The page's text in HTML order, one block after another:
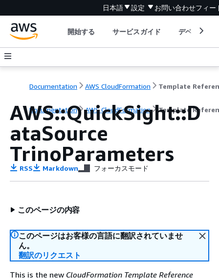
日本語 設定 お問い合わせフィー
開始する サービスガイド デベロッパ
Documentation AWS CloudFormation Template
Documentation AWS CloudFormation Template
AWS::QuickSight::D
ataSource
TrinoParameters
RSS Markdown フォーカスモード
このページの内容
このページはお客様の言語に翻訳されていませ
ん。
翻訳のリクエスト
This is the new CloudFormation Template Reference